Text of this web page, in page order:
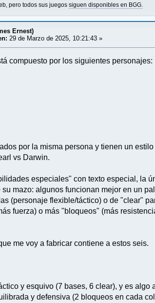
pero todos sus juegossiguen disponibles en BGG.
Ernest)
29 de Marzo de 2025, 10:21:43 »
compuesto por los siguientes personajes:
por la misma persona y tienen un
vs Darwin.
especiales" con texto especial, la
mazo: algunos funcionan mejor en un
(personaje flexible/táctico) o de "clear"
fuerza) o más "bloqueos" (más
me voy a fabricar contiene a estos seis.
y esquivo (7 bases, 6 clear), y es algo
y defensiva (2 bloqueos en cada